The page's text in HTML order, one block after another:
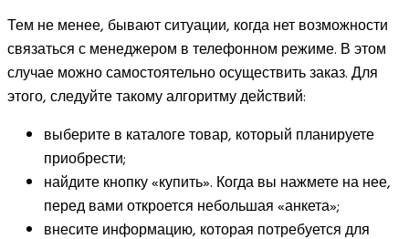
Тем не менее, бывают ситуации, когда нет возможности
связаться с менеджером в телефонном режиме. В этом
случае можно самостоятельно осуществить заказ. Для
этого, следуйте такому алгоритму действий:
выберите в каталоге товар, который планируете
приобрести;
найдите кнопку «купить». Когда вы нажмете на нее,
перед вами откроется небольшая «анкета»;
внесите информацию, которая потребуется для